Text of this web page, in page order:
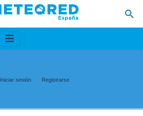
Iniciar sesión Registrarse